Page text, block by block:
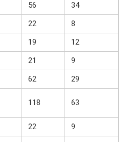
56
34
22
8
19
12
21
9
62
29
118 63
22
9